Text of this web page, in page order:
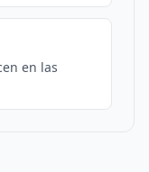
en las